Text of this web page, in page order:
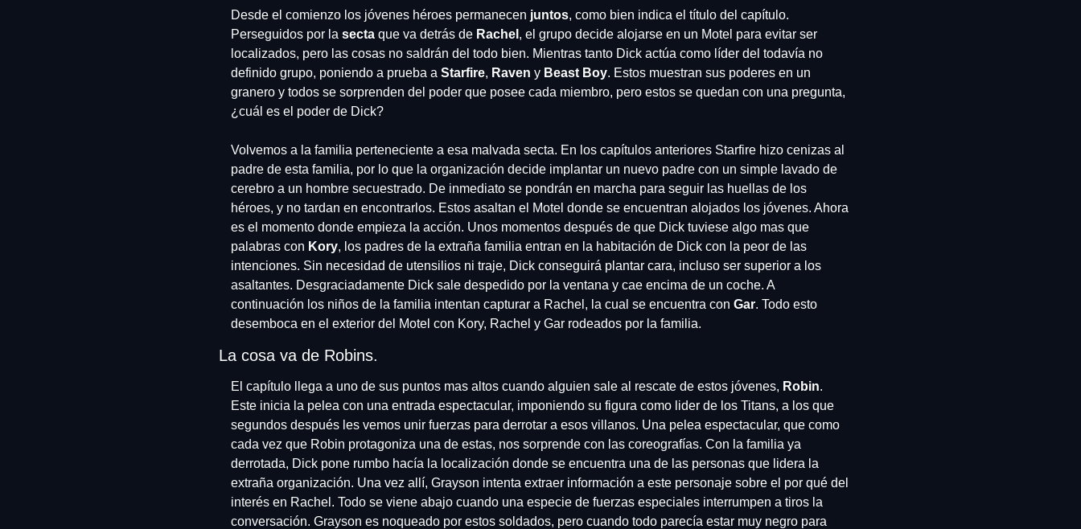
Desde el comienzo los jóvenes héroes permanecen juntos, como bien indica el título del capítulo.
Perseguidos por la secta que va detrás de Rachel , el grupo decide alojarse en un Motel para evitar ser
localizados, pero las cosas no saldrán del todo bien. Mientras tanto Dick actúa como líder del todavía no
definido grupo, poniendo a prueba a Starfire, Raven y Beast Boy. Estos muestran sus poderes en un
granero y todos se sorprenden del poder que posee cada miembro, pero estos se quedan con una pregunta,
¿cuál es el poder de Dick?
Volvemos a la familia perteneciente a esa malvada secta. En los capítulos anteriores Starfire hizo cenizas al
padre de esta familia, por lo que la organización decide implantar un nuevo padre con un simple lavado de
cerebro a un hombre secuestrado. De inmediato se pondrán en marcha para seguir las huellas de los
héroes, y no tardan en encontrarlos. Estos asaltan el Motel donde se encuentran alojados los jóvenes. Ahora
es el momento donde empieza la acción. Unos momentos después de que Dick tuviese algo mas que
palabras con Kory, los padres de la extraña familia entran en la habitación de Dick con la peor de las
intenciones. Sin necesidad de utensilios ni traje, Dick conseguirá plantar cara, incluso ser superior a los
asaltantes. Desgraciadamente Dick sale despedido por la ventana y cae encima de un coche. A
continuación los niños de la familia intentan capturar a Rachel, la cual se encuentra con Gar. Todo esto
desemboca en el exterior del Motel con Kory, Rachel y Gar rodeados por la familia.
La cosa va de Robins.
El capítulo llega a uno de sus puntos mas altos cuando alguien sale al rescate de estos jóvenes, Robin.
Este inicia la pelea con una entrada espectacular, imponiendo su figura como lider de los Titans, a los que
segundos después les vemos unir fuerzas para derrotar a esos villanos. Una pelea espectacular, que como
cada vez que Robin protagoniza una de estas, nos sorprende con las coreografías. Con la familia ya
derrotada, Dick pone rumbo hacía la localización donde se encuentra una de las personas que lidera la
extraña organización. Una vez allí, Grayson intenta extraer información a este personaje sobre el por qué del
interés en Rachel. Todo se viene abajo cuando una especie de fuerzas especiales interrumpen a tiros la
conversación. Grayson es noqueado por estos soldados, pero cuando todo parecía estar muy negro para